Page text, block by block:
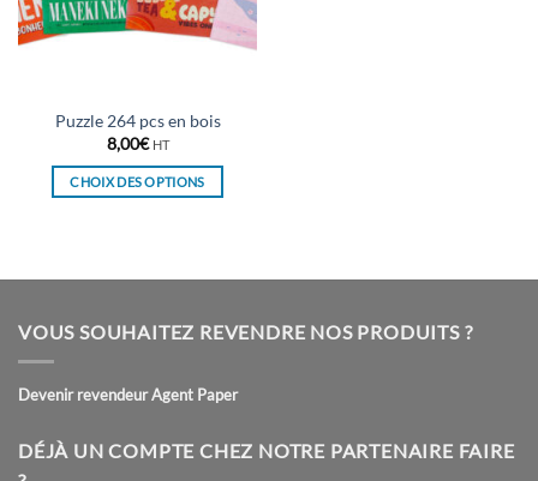
Puzzle 264 pcs en bois
8,00€ HT
CHOIX DES OPTIONS
plusieurs
Les
peuvent
sur
VOUS SOUHAITEZ REVENDRE NOS PRODUITS ?
Devenir revendeur Agent Paper
DÉJÀ UN COMPTE CHEZ NOTRE PARTENAIRE FAIRE